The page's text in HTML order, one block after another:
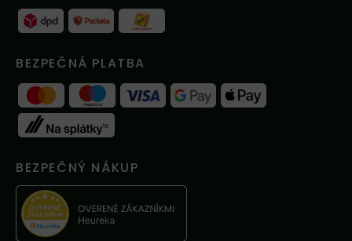
BEZPEČNÁ PLATBA
BEZPEČNÝ NÁKUP